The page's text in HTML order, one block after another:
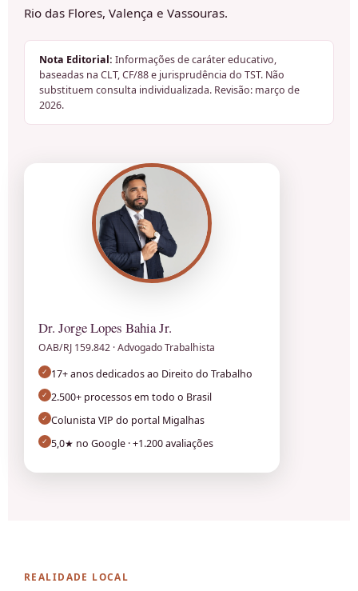
Rio das Flores, Valença e Vassouras.
Nota Editorial: Informações de caráter educativo,
baseadas na CLT, CF/88 e jurisprudência do TST. Não
substituem consulta individualizada. Revisão: março de
2026.
Dr. Jorge Lopes Bahia Jr.
OAB/RJ 159.842 · Advogado Trabalhista
✓ 17+ anos dedicados ao Direito do Trabalho
✓ 2.500+ processos em todo o Brasil
✓ Colunista VIP do portal Migalhas
✓ 5,0★ no Google · +1.200 avaliações
REALIDADE LOCAL